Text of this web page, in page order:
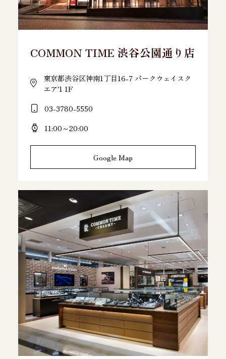
COMMON TIME 渋谷公園通り店
東京都渋谷区神南1丁目16-7 パークウェイスク
エア'1 1F
03-3780-5550
11:00～20:00
Google Map